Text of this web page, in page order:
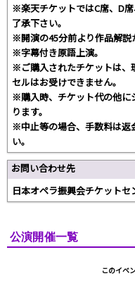
※楽天チケットではC席、D
了承下さい。
※開演の45分前より作品解説
※字幕付き原語上演。
※ご購入されたチケットは、
セルはお受けできません。
※購入時、チケット代の他に
ります。
※中止等の場合、手数料は返
い。
お問い合わせ先
日本オペラ振興会チケットセ
公演開催一覧
このイベ